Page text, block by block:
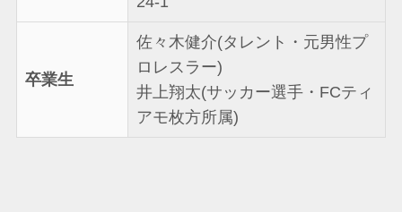
卒業生
佐々木健介(タレント・元男性プ
ロレスラー)
井上翔太(サッカー選手・FCティ
アモ枚方所属)